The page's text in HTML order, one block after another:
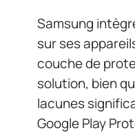
Samsung
sur ses
couche de
solution, bien
lacunes
Google Play